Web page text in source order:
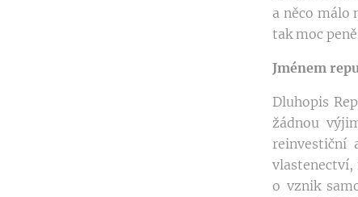
a něco málo
tak moc
Jménem
Dluhopis
žádnou
reinvestiční
vlastenectví,
o vznik